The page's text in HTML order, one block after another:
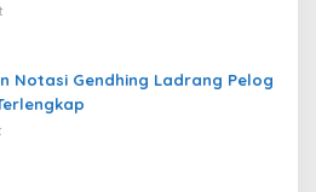
Notasi Gendhing Ladrang Pelog